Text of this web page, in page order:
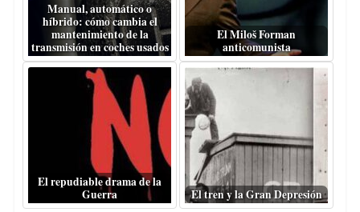
Manual, automático o
híbrido: cómo cambia el
mantenimiento de la
transmisión en coches usados
El Miloš Forman
anticomunista
El repudiable drama de la
Guerra
El tren y la Gran Depresión